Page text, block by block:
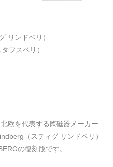
リンドベリ）
フスベリ）
欧を代表する陶磁器メーカー
（スティグ リンドベリ）
の復刻版です。